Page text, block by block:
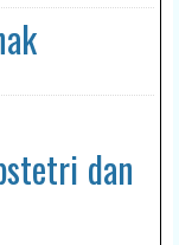
dan